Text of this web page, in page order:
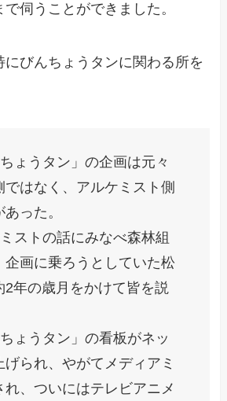
伺うことができました。
びんちょうタンに関わる所を
ょうタン」の企画は元々
ではなく、アルケミスト側
った。
ストの話にみなべ森林組
企画に乗ろうとしていた松
2年の歳月をかけて皆を説
ょうタン」の看板がネッ
げられ、やがてメディアミ
れ、ついにはテレビアニメ